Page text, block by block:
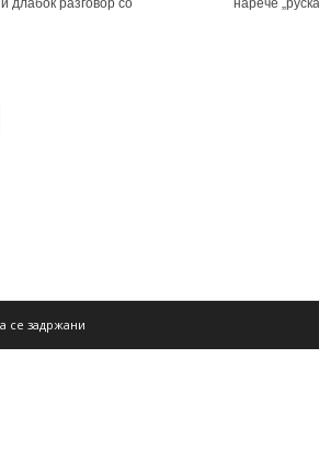
длабок разговор со
нарече
се задржани